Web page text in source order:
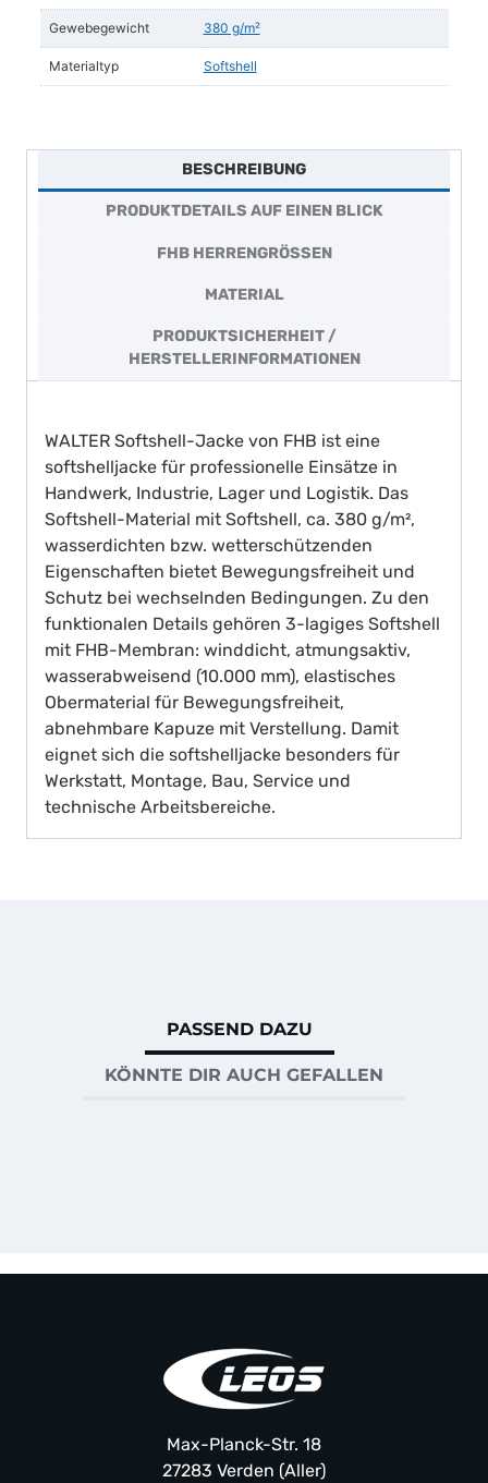
Gewebegewicht 380 g/m²
Materialtyp Softshell
BESCHREIBUNG
PRODUKTDETAILS AUF EINEN BLICK
FHB HERRENGRÖSSEN
MATERIAL
PRODUKTSICHERHEIT /
HERSTELLERINFORMATIONEN
WALTER Softshell-Jacke von FHB ist eine
softshelljacke für professionelle Einsätze in
Handwerk, Industrie, Lager und Logistik. Das
Softshell-Material mit Softshell, ca. 380 g/m²,
wasserdichten bzw. wetterschützenden
Eigenschaften bietet Bewegungsfreiheit und
Schutz bei wechselnden Bedingungen. Zu den
funktionalen Details gehören 3-lagiges Softshell
mit FHB-Membran: winddicht, atmungsaktiv,
wasserabweisend (10.000 mm), elastisches
Obermaterial für Bewegungsfreiheit,
abnehmbare Kapuze mit Verstellung. Damit
eignet sich die softshelljacke besonders für
Werkstatt, Montage, Bau, Service und
technische Arbeitsbereiche.
PASSEND DAZU
KÖNNTE DIR AUCH GEFALLEN
Max-Planck-Str. 18
27283 Verden (Aller)